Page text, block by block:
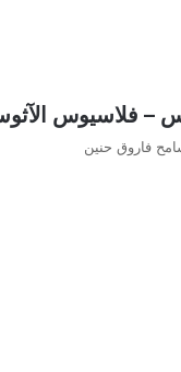
– فلاسيوس
فاروق حنين